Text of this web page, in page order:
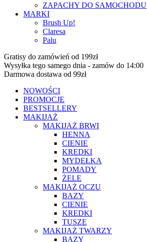
ZAPACHY DO SAMOCHODU
MARKI
Brush Up!
Claresa
Palu
Gratisy do zamówień od 199zł
Wysyłka tego samego dnia - zamów do 14:00
Darmowa dostawa od 99zł
NOWOŚCI
PROMOCJE
BESTSELLERY
MAKIJAŻ
MAKIJAŻ BRWI
HENNA
CIENIE
KREDKI
MYDEŁKA
POMADY
ŻELE
MAKIJAŻ OCZU
BAZY
CIENIE
KREDKI
TUSZE
MAKIJAŻ TWARZY
BAZY